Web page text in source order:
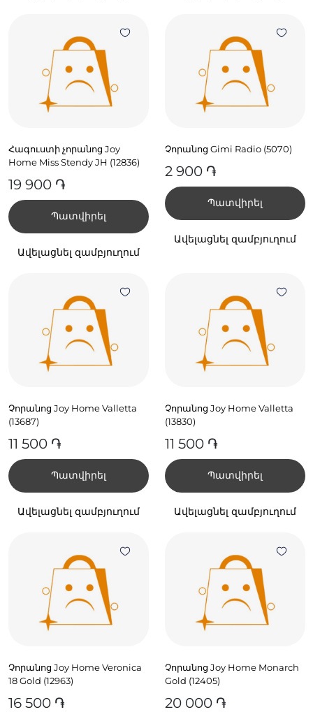
Հագուստի չորանոց Joy
Home Miss Stendy JH (12836)
19 900 ֏
Պատվիրել
Ավելացնել զամբյուղում
Չորանոց Gimi Radio (5070)
2 900 ֏
Պատվիրել
Ավելացնել զամբյուղում
Չորանոց Joy Home Valletta
(13687)
11 500 ֏
Պատվիրել
Ավելացնել զամբյուղում
Չորանոց Joy Home Valletta
(13830)
11 500 ֏
Պատվիրել
Ավելացնել զամբյուղում
Չորանոց Joy Home Veronica
18 Gold (12963)
16 500 ֏
Չորանոց Joy Home Monarch
Gold (12405)
20 000 ֏